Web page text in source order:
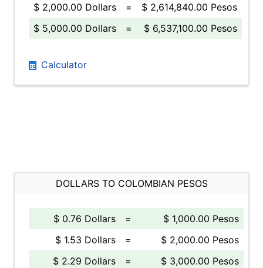
$ 2,000.00 Dollars
=
$ 2,614,840.00 Pesos
$ 5,000.00 Dollars
= $ 6,537,100.00 Pesos
Calculator
DOLLARS TO COLOMBIAN PESOS
$ 0.76 Dollars =
$ 1,000.00 Pesos
$ 1.53 Dollars
=
$ 2,000.00 Pesos
$ 2.29 Dollars
=
$ 3,000.00 Pesos